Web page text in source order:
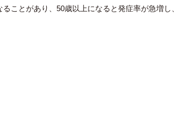
ことがあり、50歳以上になると発症率が急増し、